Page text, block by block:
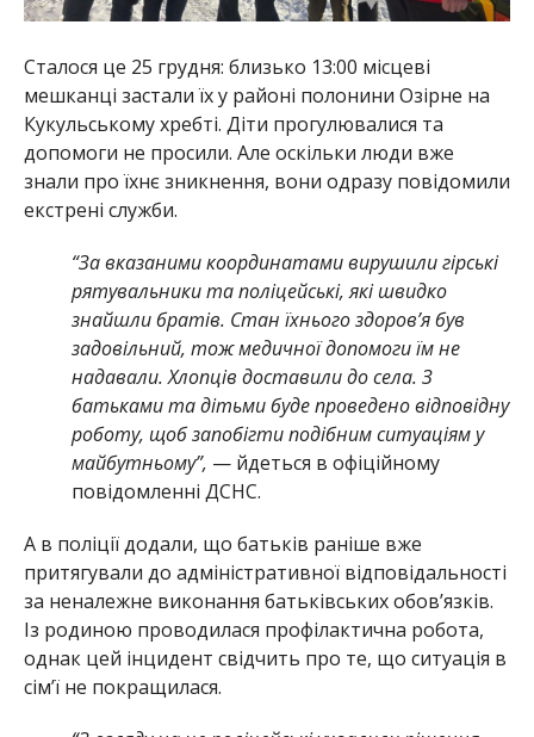
Сталося це 25 грудня: близько 13:00 місцеві
мешканці застали їх у районі полонини Озірне на
Кукульському хребті. Діти прогулювалися та
допомоги не просили. Але оскільки люди вже
знали про їхнє зникнення, вони одразу повідомили
екстрені служби.
“За вказаними координатами вирушили гірські
рятувальники та поліцейські, які швидко
знайшли братів. Стан їхнього здоров’я був
задовільний, тож медичної допомоги їм не
надавали. Хлопців доставили до села. З
батьками та дітьми буде проведено відповідну
роботу, щоб запобігти подібним ситуаціям у
майбутньому”, — йдеться в офіційному
повідомленні ДСНС.
А в поліції додали, що батьків раніше вже
притягували до адміністративної відповідальності
за неналежне виконання батьківських обов’язків.
Із родиною проводилася профілактична робота,
однак цей інцидент свідчить про те, що ситуація в
сім’ї не покращилася.